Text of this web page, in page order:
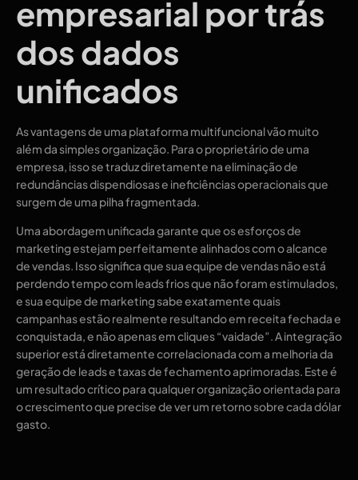
empresarial por trás
dos dados
unificados
As vantagens de uma plataforma multifuncional vão muito
além da simples organização. Para o proprietário de uma
empresa, isso se traduz diretamente na eliminação de
redundâncias dispendiosas e ineficiências operacionais que
surgem de uma pilha fragmentada.
Uma abordagem unificada garante que os esforços de
marketing estejam perfeitamente alinhados com o alcance
de vendas. Isso significa que sua equipe de vendas não está
perdendo tempo com leads frios que não foram estimulados,
e sua equipe de marketing sabe exatamente quais
campanhas estão realmente resultando em receita fechada e
conquistada, e não apenas em cliques “vaidade”. A integração
superior está diretamente correlacionada com a melhoria da
geração de leads e taxas de fechamento aprimoradas. Este é
um resultado crítico para qualquer organização orientada para
o crescimento que precise de ver um retorno sobre cada dólar
gasto.